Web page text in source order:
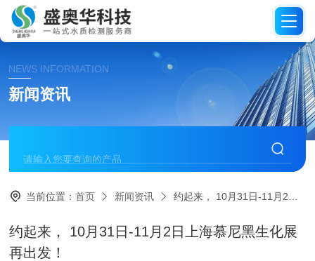
NEWS INFORMATION
新闻资讯
当前位置：首页 新闻资讯 约起来， 10月31日-11月2日上海慕尼黑生化展再出发！
约起来， 10月31日-11月2日上海慕尼黑生化展
再出发！